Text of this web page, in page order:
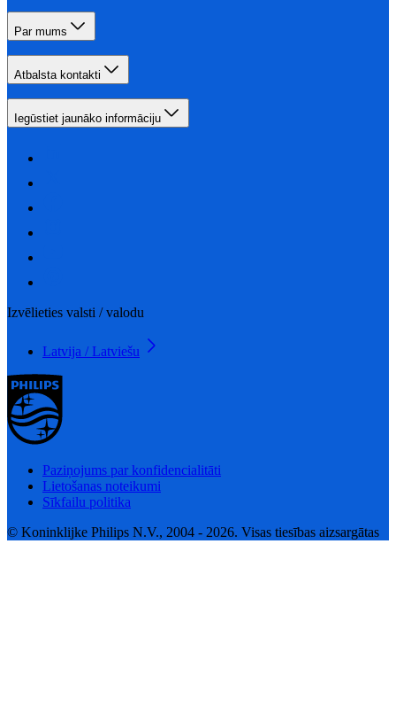
Par mums
Atbalsta kontakti
Iegūstiet jaunāko informāciju
Izvēlieties valsti / valodu
Latvija / Latviešu
Paziņojums par konfidencialitāti
Lietošanas noteikumi
Sīkfailu politika
© Koninklijke Philips N.V., 2004 - 2026. Visas tiesības aizsargātas